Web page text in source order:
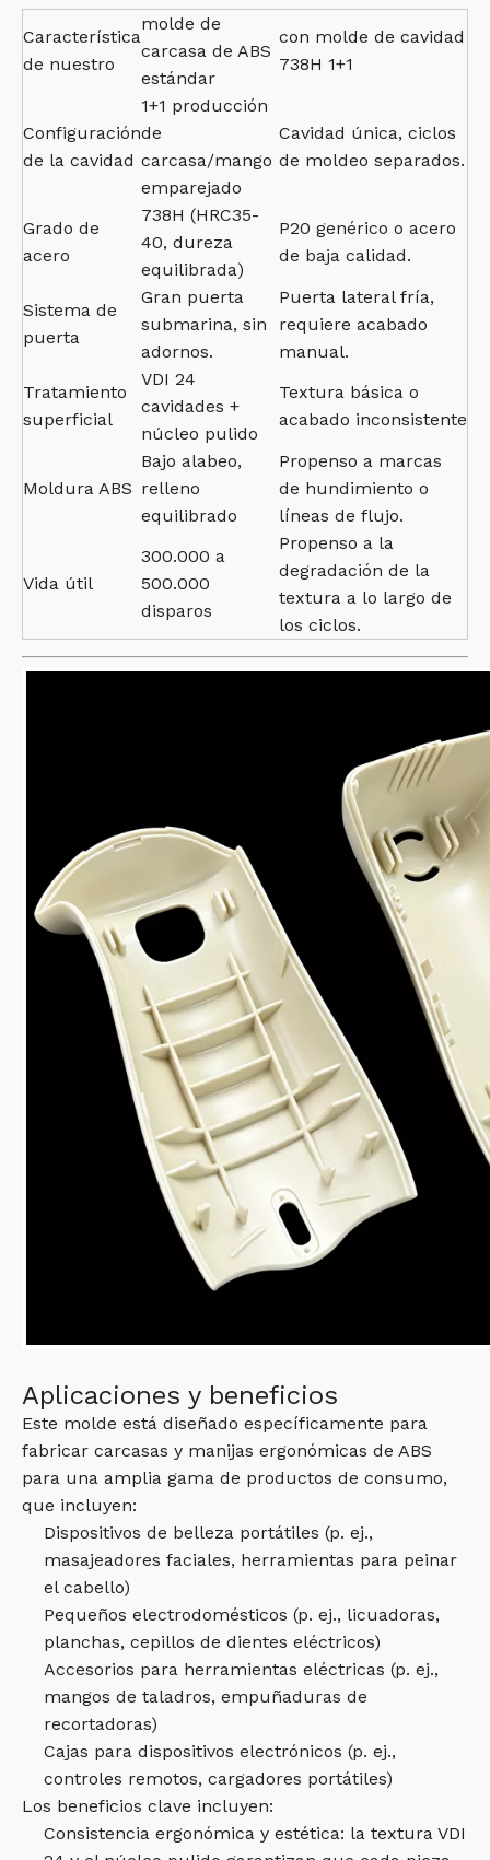
Característica
de nuestro
molde de
carcasa de ABS
estándar
con molde de cavidad
738H 1+1
Configuración
de la cavidad
1+1 producción
de
carcasa/mango
emparejado
Cavidad única, ciclos
de moldeo separados.
Grado de
acero
738H (HRC35-
40, dureza
equilibrada)
P20 genérico o acero
de baja calidad.
Sistema de
puerta
Gran puerta
submarina, sin
adornos.
Puerta lateral fría,
requiere acabado
manual.
Tratamiento
superficial
VDI 24
cavidades +
núcleo pulido
Textura básica o
acabado inconsistente
Moldura ABS
Bajo alabeo,
relleno
equilibrado
Propenso a marcas
de hundimiento o
líneas de flujo.
Vida útil
300.000 a
500.000
disparos
Propenso a la
degradación de la
textura a lo largo de
los ciclos.
Aplicaciones y beneficios
Este molde está diseñado específicamente para
fabricar carcasas y manijas ergonómicas de ABS
para una amplia gama de productos de consumo,
que incluyen:
Dispositivos de belleza portátiles (p. ej.,
masajeadores faciales, herramientas para peinar
el cabello)
Pequeños electrodomésticos (p. ej., licuadoras,
planchas, cepillos de dientes eléctricos)
Accesorios para herramientas eléctricas (p. ej.,
mangos de taladros, empuñaduras de
recortadoras)
Cajas para dispositivos electrónicos (p. ej.,
controles remotos, cargadores portátiles)
Los beneficios clave incluyen:
Consistencia ergonómica y estética: la textura VDI